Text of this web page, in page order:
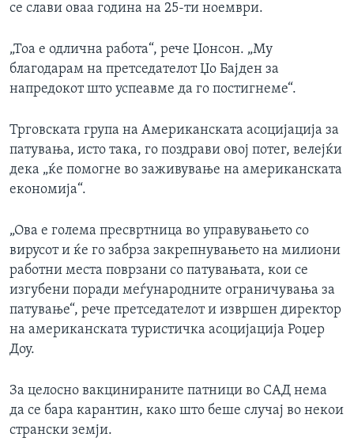
се слави оваа година на 25-ти ноември.
„Тоа е одлична работа“, рече Џонсон. „Му
благодарам на претседателот Џо Бајден за
напредокот што успеавме да го постигнеме“.
Трговската група на Американската асоцијација за
патувања, исто така, го поздрави овој потег, велејќи
дека „ќе помогне во заживување на американската
економија“.
„Ова е голема пресвртница во управувањето со
вирусот и ќе го забрза закрепнувањето на милиони
работни места поврзани со патувањата, кои се
изгубени поради меѓународните ограничувања за
патување“, рече претседателот и извршен директор
на американската туристичка асоцијација Роџер
Доу.
За целосно вакцинираните патници во САД нема
да се бара карантин, како што беше случај во некои
странски земји.